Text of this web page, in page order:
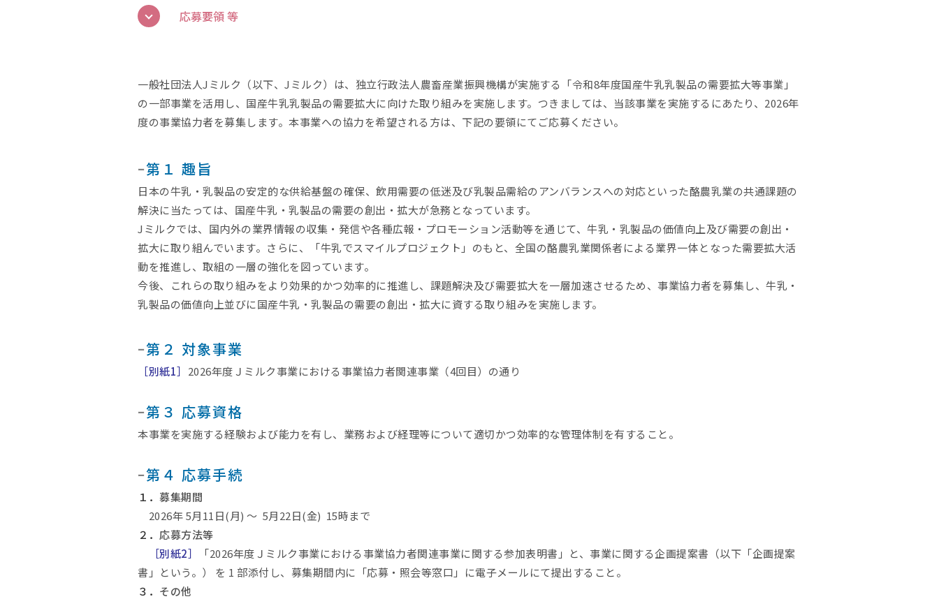
応募要領 等
一般社団法人Jミルク（以下、Jミルク）は、独立行政法人農畜産業振興機構が実施する「令和8年度国産牛乳乳製品の需要拡大等事業」
の一部事業を活用し、国産牛乳乳製品の需要拡大に向けた取り組みを実施します。つきましては、当該事業を実施するにあたり、2026年
度の事業協力者を募集します。本事業への協力を希望される方は、下記の要領にてご応募ください。
ｰ第１ 趣旨
日本の牛乳・乳製品の安定的な供給基盤の確保、飲用需要の低迷及び乳製品需給のアンバランスへの対応といった酪農乳業の共通課題の
解決に当たっては、国産牛乳・乳製品の需要の創出・拡大が急務となっています。
Jミルクでは、国内外の業界情報の収集・発信や各種広報・プロモーション活動等を通じて、牛乳・乳製品の価値向上及び需要の創出・
拡大に取り組んでいます。さらに、「牛乳でスマイルプロジェクト」のもと、全国の酪農乳業関係者による業界一体となった需要拡大活
動を推進し、取組の一層の強化を図っています。
今後、これらの取り組みをより効果的かつ効率的に推進し、課題解決及び需要拡大を一層加速させるため、事業協力者を募集し、牛乳・
乳製品の価値向上並びに国産牛乳・乳製品の需要の創出・拡大に資する取り組みを実施します。
ｰ第２ 対象事業
［別紙1］ 2026年度Ｊミルク事業における事業協力者関連事業（4回目）の通り
ｰ第３ 応募資格
本事業を実施する経験および能力を有し、業務および経理等について適切かつ効率的な管理体制を有すること。
ｰ第４ 応募手続
１． 募集期間
2026年 5月11日(月) ～ 5月22日(金) 15時まで
２． 応募方法等
［別紙2］
「2026年度Ｊミルク事業における事業協力者関連事業に関する参加表明書」と、事業に関する企画提案書（以下「企画提案
書」という。） を 1 部添付し、募集期間内に「応募・照会等窓口」に電子メールにて提出すること。
３． その他